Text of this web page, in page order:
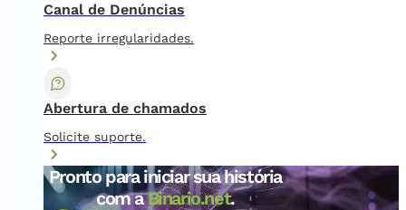
Canal de Denúncias
Reporte irregularidades.
Abertura de chamados
Solicite suporte.
Pronto para iniciar sua história
com aBinario.net.